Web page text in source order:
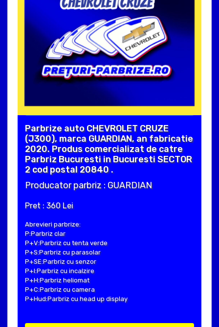
Parbrize auto CHEVROLET CRUZE
(J300), marca GUARDIAN, an fabricatie
2020. Produs comercializat de catre
Parbriz Bucuresti in Bucuresti SECTOR
2 cod postal 20840 .
Producator parbriz : GUARDIAN
Pret : 360 Lei
Abrevieri parbrize:
P:Parbriz clar
P+V:Parbriz cu tenta verde
P+S:Parbriz cu parasolar
P+SE:Parbriz cu senzor
P+I:Parbriz cu incalzire
P+H:Parbriz heliomat
P+C:Parbriz cu camera
P+Hud:Parbriz cu head up display